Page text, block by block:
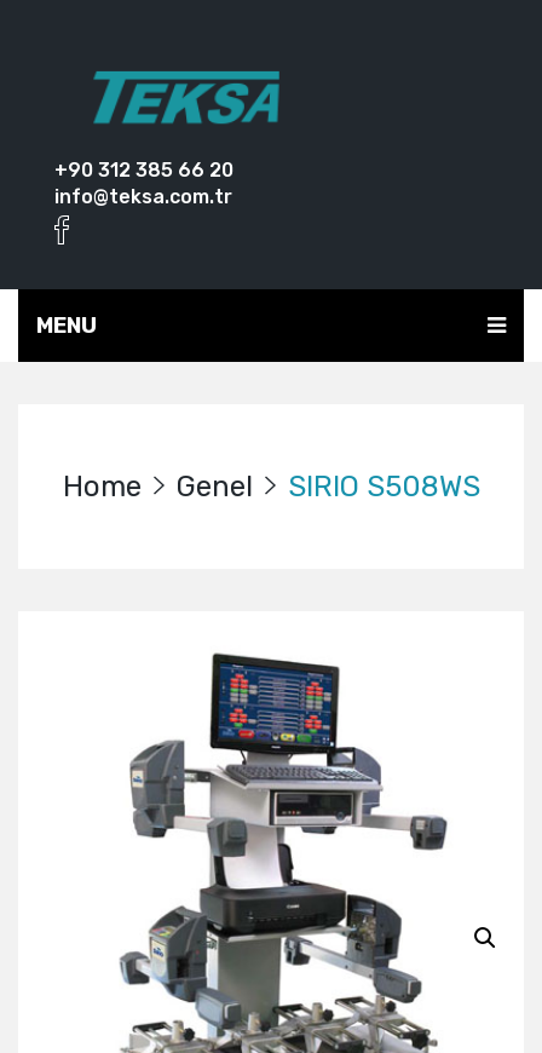
+90 312 385 66 20
info@teksa.com.tr
MENU
Home Genel SIRIO S508WS